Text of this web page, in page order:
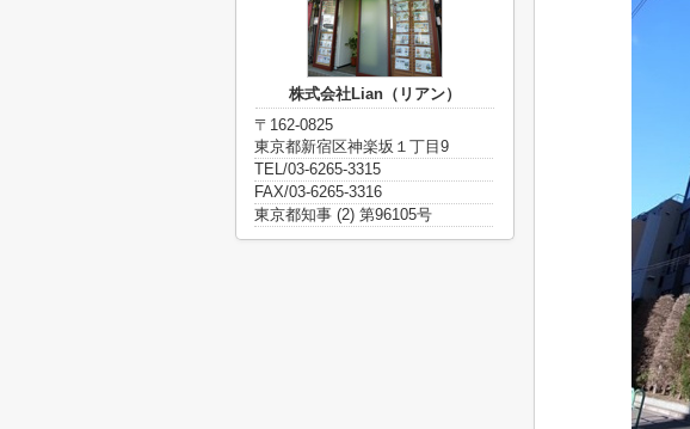
株式会社Lian（リアン）
〒162-0825
東京都新宿区神楽坂１丁目9
TEL/03-6265-3315
FAX/03-6265-3316
東京都知事 (2) 第96105号